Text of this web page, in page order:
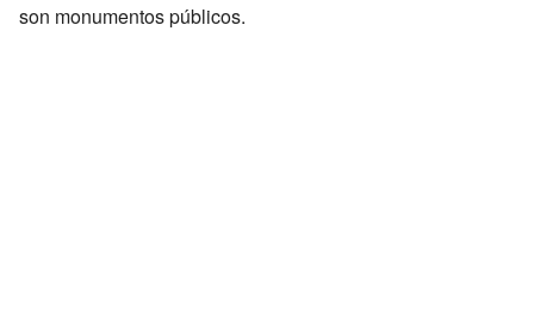
son monumentos públicos.